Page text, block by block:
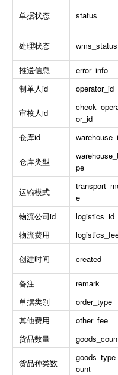
单据状态 status
处理状态 wms_status
推送信息
error_info
制单人id
operator_id
审核人id
or_id
仓库id
仓库类型
pe
运输模式
e
物流公司id
logistics_id
物流费用
创建时间 created
备注
remark
单据类别
order_type
其他费用
other_fee
货品数量
货品种类数
ount